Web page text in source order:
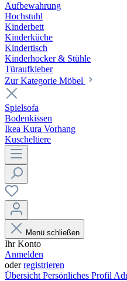
Aufbewahrung
Hochstuhl
Kinderbett
Kinderküche
Kindertisch
Kinderhocker & Stühle
Türaufkleber
Zur Kategorie Möbel
Spielsofa
Bodenkissen
Ikea Kura Vorhang
Kuscheltiere
Menü schließen
Ihr Konto
Anmelden
oderregistrieren
Übersicht Persönliches Profil